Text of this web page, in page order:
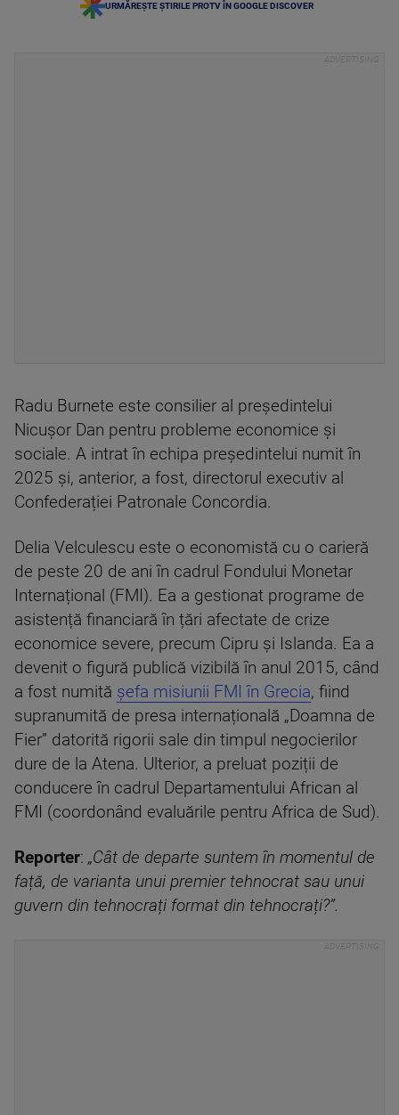
URMĂREȘTE ȘTIRILE PROTV ÎN GOOGLE DISCOVER
Radu Burnete este consilier al președintelui
Nicușor Dan pentru probleme economice și
sociale. A intrat în echipa președintelui numit în
2025 și, anterior, a fost, directorul executiv al
Confederației Patronale Concordia.
Delia Velculescu este o economistă cu o carieră
de peste 20 de ani în cadrul Fondului Monetar
Internațional (FMI). Ea a gestionat programe de
asistență financiară în țări afectate de crize
economice severe, precum Cipru și Islanda. Ea a
devenit o figură publică vizibilă în anul 2015, când
a fost numită șefa misiunii FMI în Grecia, fiind
supranumită de presa internațională „Doamna de
Fier” datorită rigorii sale din timpul negocierilor
dure de la Atena. Ulterior, a preluat poziții de
conducere în cadrul Departamentului African al
FMI (coordonând evaluările pentru Africa de Sud).
Reporter: „Cât de departe suntem în momentul de
față, de varianta unui premier tehnocrat sau unui
guvern din tehnocrați format din tehnocrați?”.